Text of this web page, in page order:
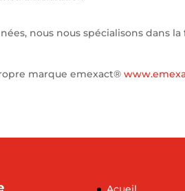
nous nous spécialisons dans
marque emexact®